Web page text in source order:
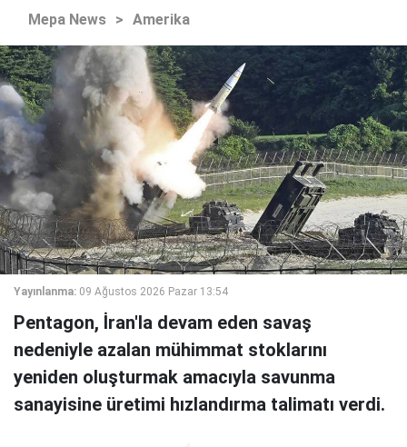
Mepa News > Amerika
Yayınlanma: 09 Ağustos 2026 Pazar 13:54
Pentagon, İran'la devam eden savaş
nedeniyle azalan mühimmat stoklarını
yeniden oluşturmak amacıyla savunma
sanayisine üretimi hızlandırma talimatı verdi.